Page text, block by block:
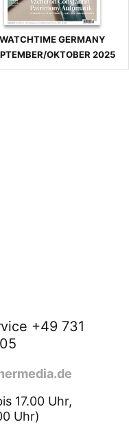
WATCHTIME GERMANY
OKTOBER 2025
+49 731
17.00 Uhr,
Uhr)